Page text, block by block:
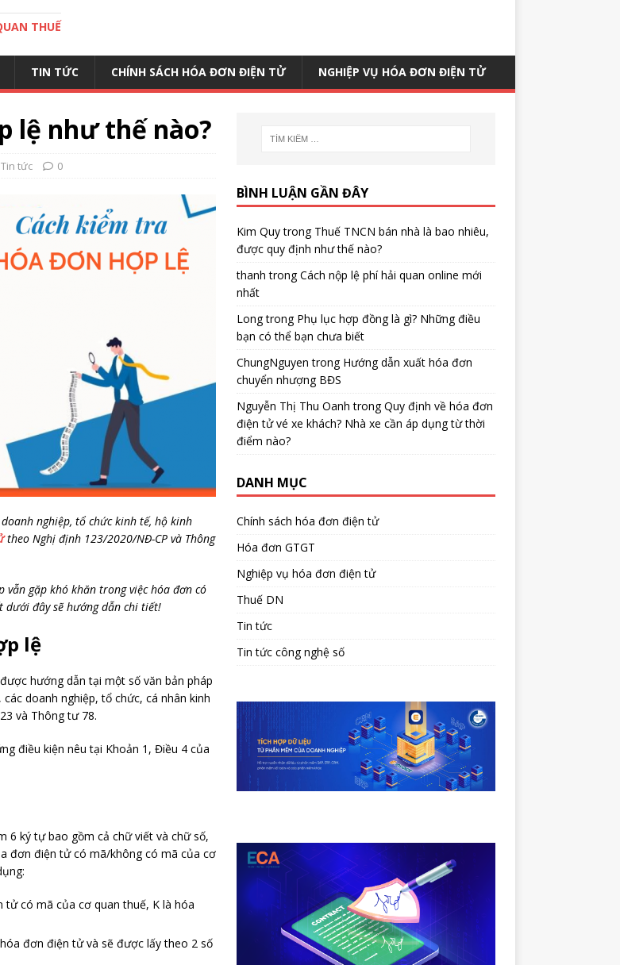
THUẾ
TIN TỨC CHÍNH SÁCH HÓA ĐƠN ĐIỆN TỬ NGHIỆP VỤ HÓA ĐƠN ĐIỆN TỬ
lệ như thế nào?
Tin tức 0
nghiệp, tổ chức kinh tế, hộ kinh
theo Nghị định 123/2020/NĐ-CP và Thông
gặp khó khăn trong việc hóa đơn có
dưới đây sẽ hướng dẫn chi tiết!
lệ
hướng dẫn tại một số văn bản pháp
doanh nghiệp, tổ chức, cá nhân kinh
và Thông tư 78.
điều kiện nêu tại Khoản 1, Điều 4 của
6 ký tự bao gồm cả chữ viết và chữ số,
đơn điện tử có mã/không có mã của cơ
tử có mã của cơ quan thuế, K là hóa
đơn điện tử và sẽ được lấy theo 2 số
BÌNH LUẬN GẦN ĐÂY
Kim Quytrong Thuế TNCN bán nhà là bao nhiêu,
được quy định như thế nào?
thanh trongCách nộp lệ phí hải quan online mới
nhất
Longtrong Phụ lục hợp đồng là gì? Những điều
bạn có thể bạn chưa biết
ChungNguyen trong Hướng dẫn xuất hóa đơn
chuyển nhượng BĐS
Nguyễn Thị Thu Oanh trongQuy định về hóa đơn
điện tử vé xe khách? Nhà xe cần áp dụng từ thời
điểm nào?
DANH MỤC
Chính sách hóa đơn điện tử
Hóa đơn GTGT
Nghiệp vụ hóa đơn điện tử
Thuế DN
Tin tức
Tin tức công nghệ số